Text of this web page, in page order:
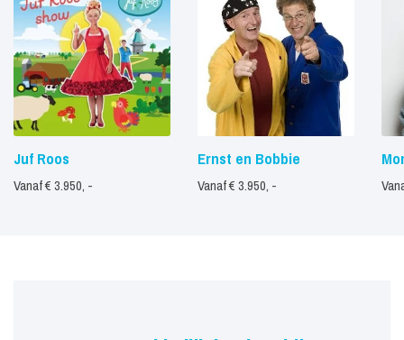
Juf Roos
Vanaf € 3.950, -
Ernst en Bobbie
Vanaf € 3.950, -